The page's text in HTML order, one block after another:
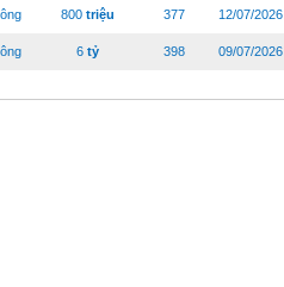
800 triệu 377 12/07/2026
6 tỷ 398 09/07/2026